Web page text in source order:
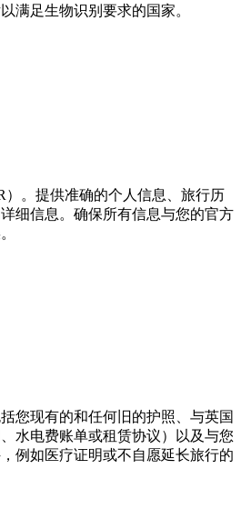
满足生物识别要求的国家。
）。提供准确的个人信息、旅行历
细信息。确保所有信息与您的官方
您现有的和任何旧的护照、与英国
水电费账单或租赁协议）以及与您
例如医疗证明或不自愿延长旅行的